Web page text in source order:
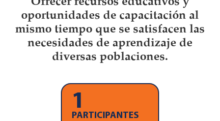
oportunidades de capacitación al
mismo tiempo que se satisfacen las
necesidades de aprendizaje de
diversas poblaciones.
1
PARTICIPANTES